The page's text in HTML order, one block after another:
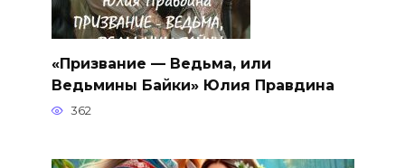
«Призвание — Ведьма, или
Ведьмины Байки» Юлия Правдина
362